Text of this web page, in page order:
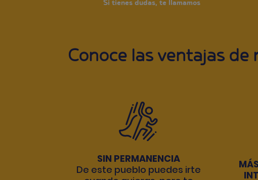
Si tienes dudas, te llamamos
Conoce las ventajas
SIN PERMANENCIA
De este pueblo puedes irte